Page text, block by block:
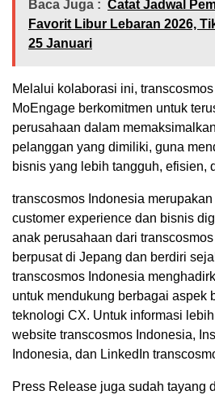
Baca Juga : Catat Jadwal
Favorit Libur Lebaran 2026,
25 Januari
Melalui kolaborasi ini,
MoEngage berkomitmen untuk
perusahaan dalam
pelanggan yang dimiliki, guna
bisnis yang lebih tangguh, efisien,
transcosmos Indonesia
customer experience dan bisnis
anak perusahaan dari
berpusat di Jepang dan berdiri
transcosmos Indonesia
untuk mendukung berbagai aspek
teknologi CX. Untuk informasi
website transcosmos Indonesia,
Indonesia, dan LinkedIn
Press Release juga sudah tayang